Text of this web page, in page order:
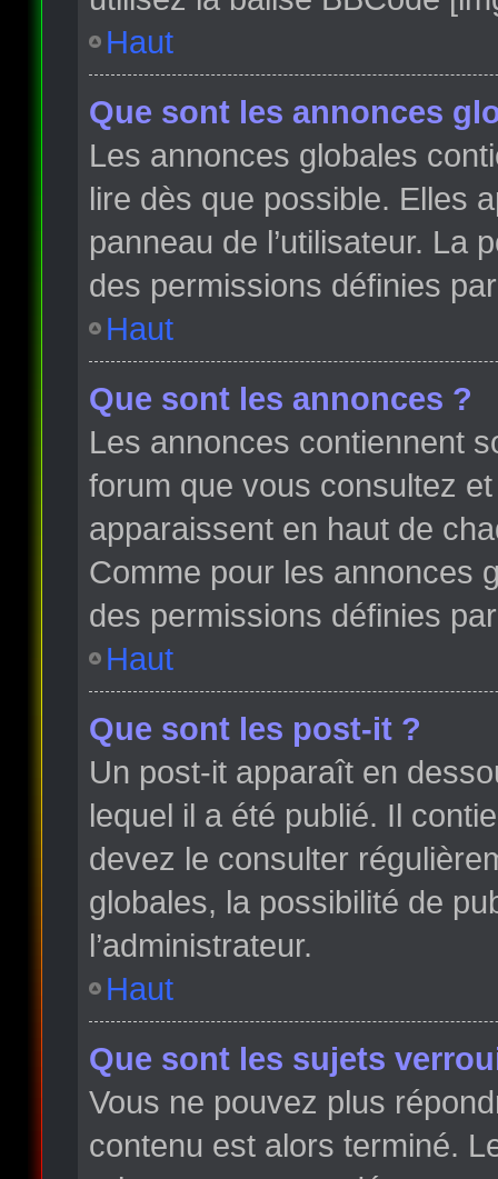
Haut
Que sont les annonces
Les annonces globales
lire dès que possible. Elles
panneau de l’utilisateur. La
des permissions définies
Haut
Que sont les annonces ?
Les annonces contiennent
forum que vous consultez
apparaissent en haut de
Comme pour les annonces
des permissions définies
Haut
Que sont les post-it ?
Un post-it apparaît en
lequel il a été publié. Il
devez le consulter
globales, la possibilité de
l’administrateur.
Haut
Que sont les sujets
Vous ne pouvez plus
contenu est alors terminé.